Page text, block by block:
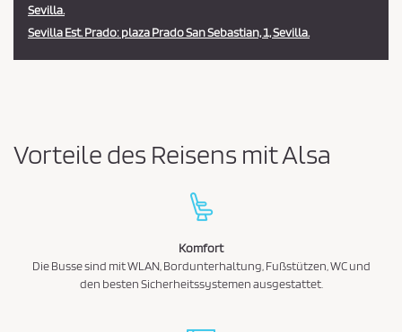
Sevilla.
Sevilla Est. Prado: plaza Prado San Sebastian, 1, Sevilla.
Vorteile des Reisens mit Alsa
Komfort
Die Busse sind mit WLAN, Bordunterhaltung, Fußstützen, WC und
den besten Sicherheitssystemen ausgestattet.